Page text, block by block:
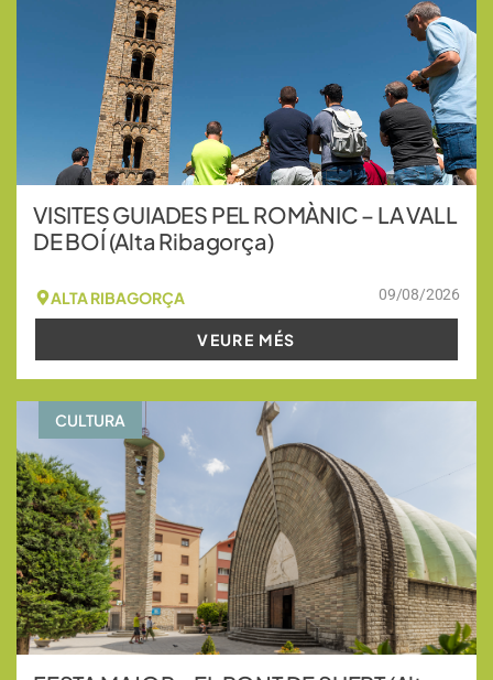
VISITES GUIADES PEL ROMÀNIC – LA VALL
DE BOÍ (Alta Ribagorça)
ALTA RIBAGORÇA 09/08/2026
VEURE MÉS
CULTURA